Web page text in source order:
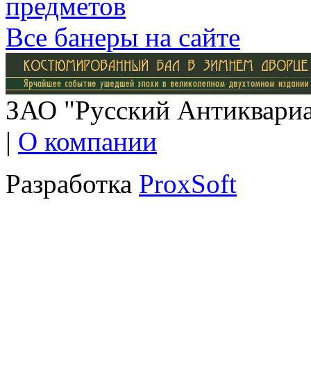
Все банеры на сайте
ЗАО "Русский
| О компании
Разработка ProxSoft